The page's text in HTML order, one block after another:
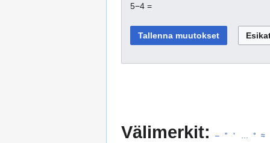
5−4 =
Välimerkit: – ” ’ ° ≈